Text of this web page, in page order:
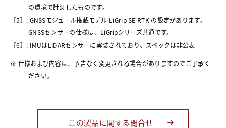
の環境で計測したものです。
［5］: GNSSモジュール搭載モデル LiGrip SE RTK の設定があります。
GNSSセンサーの仕様は、LiGripシリーズ共通です。
［6］: IMUはLiDARセンサーに実装されており、スペックは非公表
※ 仕様および内容は、予告なく変更される場合がありますのでご了承く
ださい。
この製品に関する問合せ